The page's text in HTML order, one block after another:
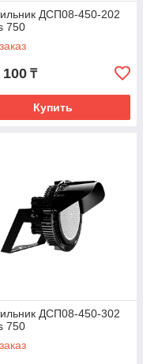
ДСП08-450-202
750
100 ₸
Купить
ДСП08-450-302
750